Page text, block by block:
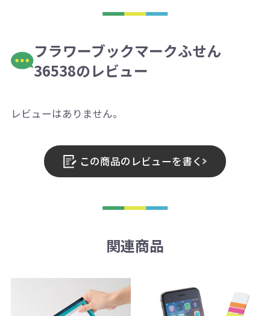
フラワーブックマークふせん
36538のレビュー
レビューはありません。
この商品のレビューを書く
関連商品